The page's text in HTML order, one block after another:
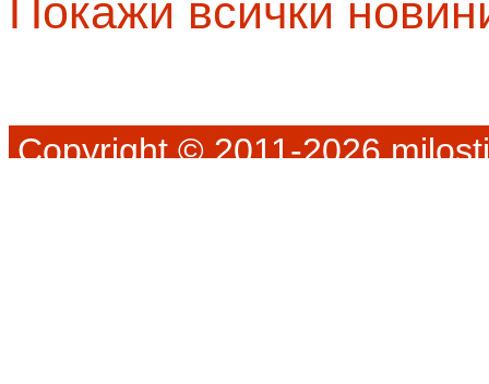
Покажи всички
Copyright © 2011-2026